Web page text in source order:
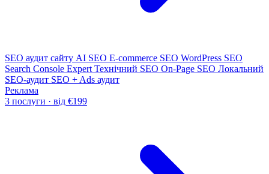
SEO аудит сайту AI SEO E-commerce SEO WordPress SEO
Search Console Expert Технічний SEO On-Page SEO Локальний
SEO-аудит SEO + Ads аудит
Реклама
3 послуги · від €199